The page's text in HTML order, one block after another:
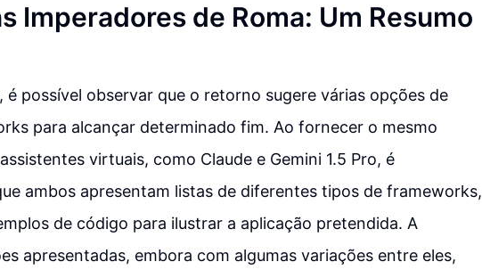
Imperadores de Roma: Um Resumo
é possível observar que o retorno sugere várias opções de
para alcançar determinado fim. Ao fornecer o mesmo
virtuais, como Claude e Gemini 1.5 Pro, é
ambos apresentam listas de diferentes tipos de frameworks,
de código para ilustrar a aplicação pretendida. A
apresentadas, embora com algumas variações entre eles,